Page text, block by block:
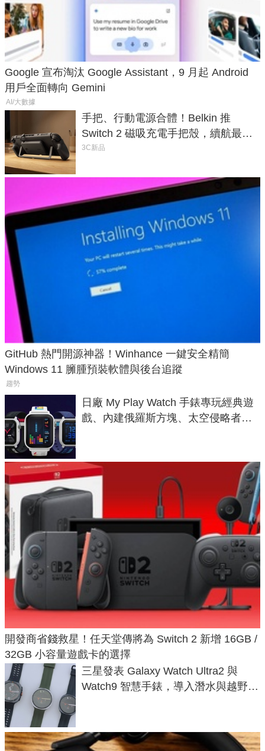
Google 宣布淘汰 Google Assistant，9 月起 Android
用戶全面轉向 Gemini
AI/大數據
手把、行動電源合體！Belkin 推
Switch 2 磁吸充電手把殼，續航最高
延長 1.5 倍
3C新品
GitHub 熱門開源神器！Winhance 一鍵安全精簡
Windows 11 臃腫預裝軟體與後台追蹤
趨勢
日廠 My Play Watch 手錶專玩經典遊
戲、內建俄羅斯方塊、太空侵略者，
開發商省錢救星！任天堂傳將為 Switch 2 新增 16GB /
32GB 小容量遊戲卡的選擇
三星發表 Galaxy Watch Ultra2 與
Watch9 智慧手錶，導入潛水與越野跑